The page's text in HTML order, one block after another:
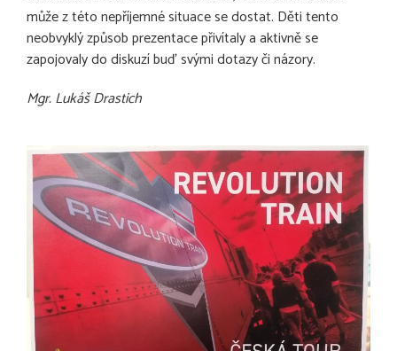
může z této nepříjemné situace se dostat. Děti tento
neobvyklý způsob prezentace přivítaly a aktivně se
zapojovaly do diskuzí buď svými dotazy či názory.
Mgr. Lukáš Drastich